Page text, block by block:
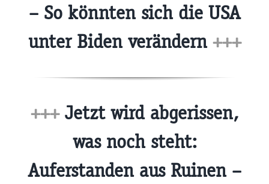
– So könnten sich die USA
unter Biden verändern +++
+++Jetzt wird abgerissen,
was noch steht:
Auferstanden aus Ruinen –